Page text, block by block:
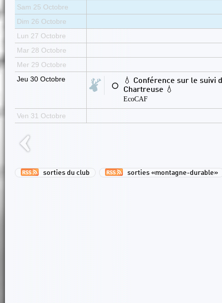
Sam 25 Octobre
Dim 26 Octobre
Lun 27 Octobre
Mar 28 Octobre
Mer 29 Octobre
Jeu 30 Octobre
⚪
💧 Conférence sur le suivi
Chartreuse 💧
EcoCAF
Ven 31 Octobre
sorties du club sorties «montagne-durable»